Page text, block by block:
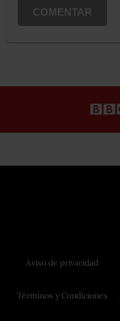
COMENTAR
Aviso de privacidad
Términos y Condiciones